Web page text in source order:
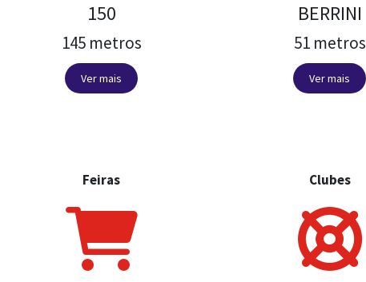
150
145 metros
Ver mais
BERRINI
51 metros
Ver mais
Feiras Clubes